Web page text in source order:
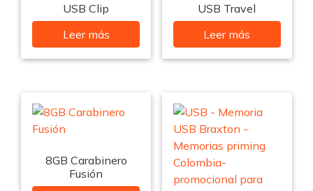
USB Clip
Leer más
USB Travel
Leer más
8GB Carabinero
Fusión